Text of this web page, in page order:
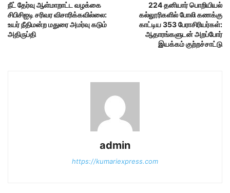
நீட் தேர்வு ஆள்மாறாட்ட வழக்கை
சிபிசிஐடி சரிவர விசாரிக்கவில்லை:
உயர் நீதிமன்ற மதுரை அமர்வு கடும்
அதிருப்தி
224 தனியார் பொறியியல்
கல்லூரிகளில் போலி கணக்கு
காட்டிய 353 பேராசிரியர்கள்:
ஆதாரங்களுடன் அறப்போர்
இயக்கம் குற்றச்சாட்டு
admin
https://kumariexpress.com